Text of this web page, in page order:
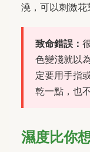
澆，可以刺激花
致命錯誤：
色變淺就以
定要用手指
乾一點，也
濕度比你